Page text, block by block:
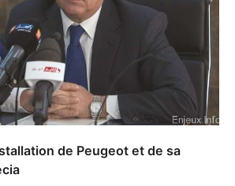
de Peugeot et de sa